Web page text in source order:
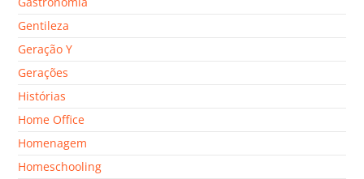
Gentileza
Geração Y
Gerações
Histórias
Home Office
Homenagem
Homeschooling